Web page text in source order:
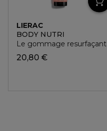
LIERAC
BODY NUTRI
Le gommage resurfaçant
20,80 €